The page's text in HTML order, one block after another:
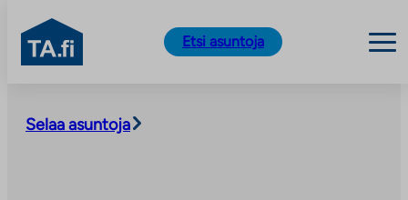
sisältöön
TA.fi
Etsi asuntoja
Selaa asuntoja